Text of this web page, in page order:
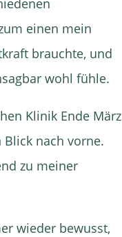
einen mein
brauchte, und
wohl fühle.
Klinik Ende März
nach vorne.
zu meiner
wieder bewusst,